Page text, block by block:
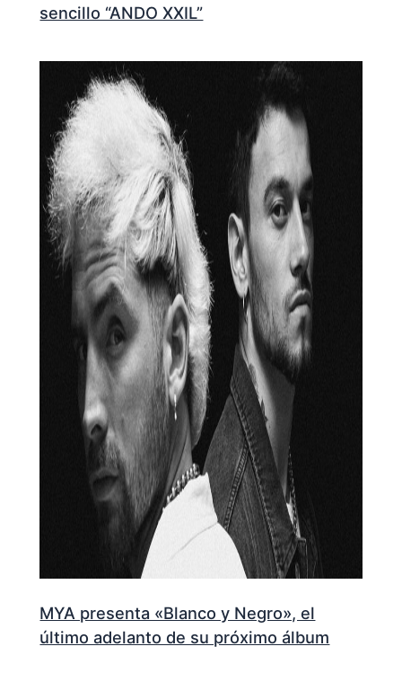
sencillo “ANDO XXIL”
MYA presenta «Blanco y Negro», el
último adelanto de su próximo álbum